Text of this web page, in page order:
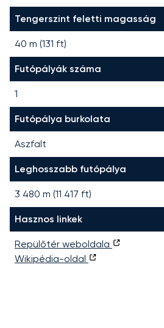
Tengerszint feletti magasság
40 m (131 ft)
Futópályák száma
1
Futópálya burkolata
Aszfalt
Leghosszabb futópálya
3 480 m (11 417 ft)
Hasznos linkek
Repülőtér weboldala
Wikipédia-oldal